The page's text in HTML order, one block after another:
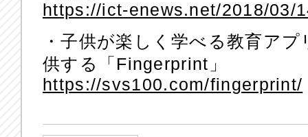
https://ict-enews.net/2018/03/
・子供が楽しく学べる教育ア
供する「Fingerprint」
https://svs100.com/fingerprint/